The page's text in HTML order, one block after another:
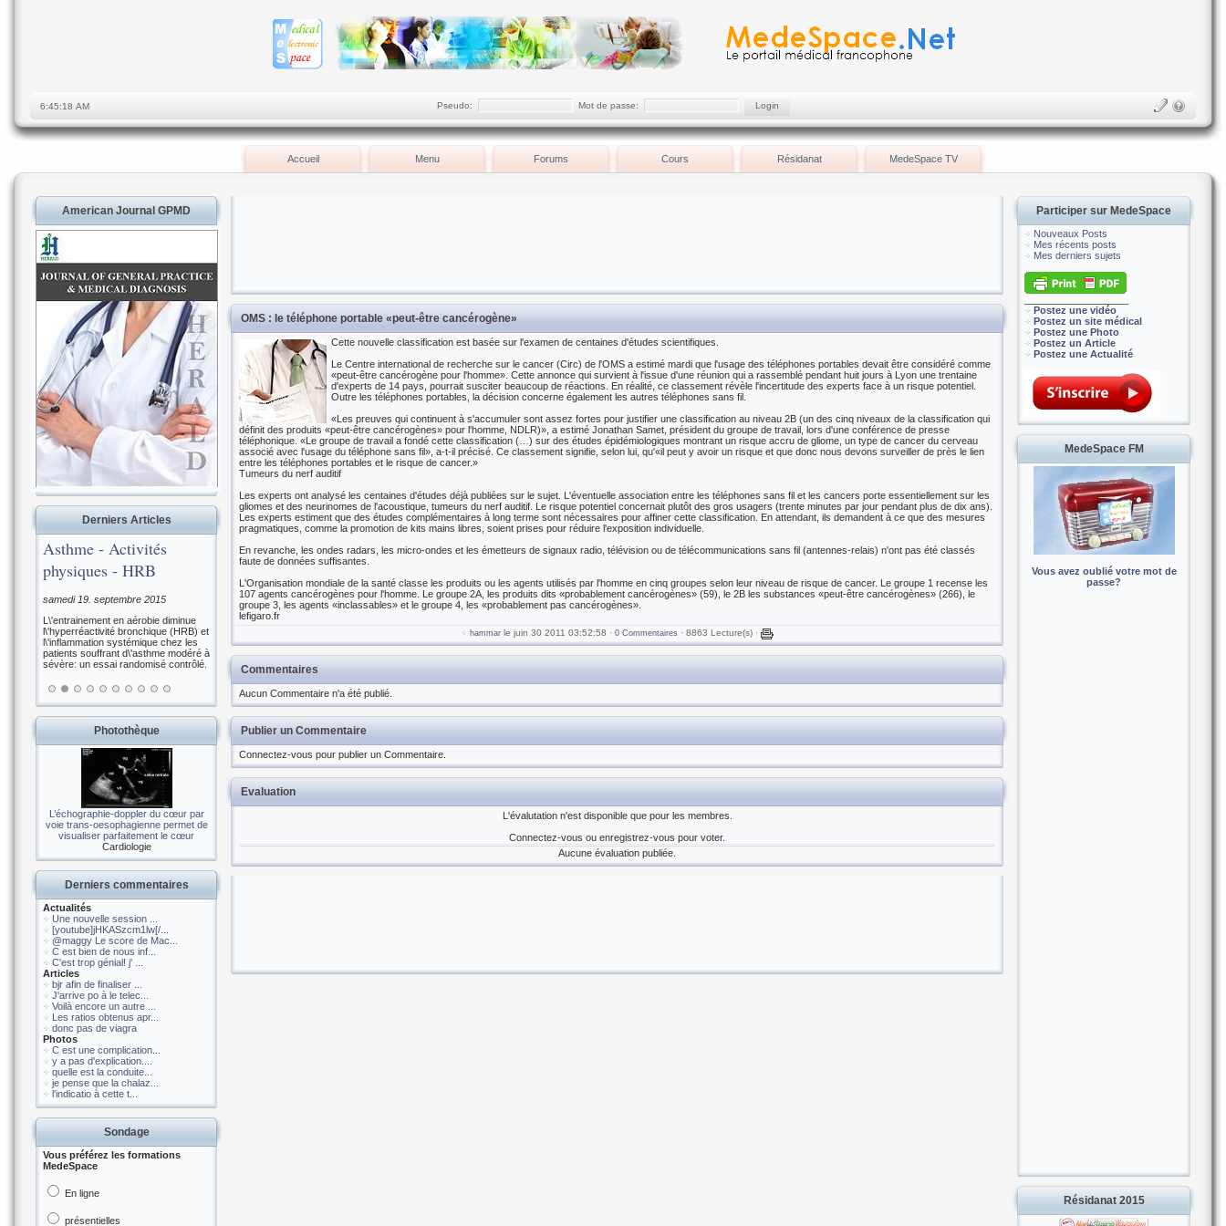
Pseudo: Mot de passe:
Accueil Menu Forums Cours Résidanat MedeSpace TV
American Journal GPMD
Derniers Articles
Asthme - Activités
physiques - HRB
samedi 19. septembre 2015
L\'entrainement en aérobie diminue
l\'hyperréactivité bronchique (HRB) et
l\'inflammation systémique chez les
patients souffrant d\'asthme modéré à
sévère: un essai randomisé contrôlé.
Photothèque
L’échographie-doppler du cœur par
voie trans-oesophagienne permet de
visualiser parfaitement le cœur
Cardiologie
Derniers commentaires
Actualités
Une nouvelle session ...
[youtube]jHKASzcm1lw[/...
@maggy Le score de Mac...
C est bien de nous inf...
C'est trop génial! j' ...
Articles
bjr afin de finaliser ...
J'arrive po à le telec...
Voilà encore un autre ...
Les ratios obtenus apr...
donc pas de viagra
Photos
C est une complication...
y a pas d'explication....
quelle est la conduite...
je pense que la chalaz...
l'indicatio à cette t...
Sondage
Vous préférez les formations
MedeSpace
En ligne
présentielles
OMS : le téléphone portable «peut-être cancérogène»
Cette nouvelle classification est basée sur l'examen de centaines d'études scientifiques.
Le Centre international de recherche sur le cancer (Circ) de l'OMS a estimé mardi que l'usage des téléphones portables devait être considéré comme
«peut-être cancérogène pour l'homme». Cette annonce qui survient à l'issue d'une réunion qui a rassemblé pendant huit jours à Lyon une trentaine
d'experts de 14 pays, pourrait susciter beaucoup de réactions. En réalité, ce classement révèle l'incertitude des experts face à un risque potentiel.
Outre les téléphones portables, la décision concerne également les autres téléphones sans fil.
«Les preuves qui continuent à s'accumuler sont assez fortes pour justifier une classification au niveau 2B (un des cinq niveaux de la classification qui
définit des produits «peut-être cancérogènes» pour l'homme, NDLR)», a estimé Jonathan Samet, président du groupe de travail, lors d'une conférence de presse
téléphonique. «Le groupe de travail a fondé cette classification (…) sur des études épidémiologiques montrant un risque accru de gliome, un type de cancer du cerveau
associé avec l'usage du téléphone sans fil», a-t-il précisé. Ce classement signifie, selon lui, qu'«il peut y avoir un risque et que donc nous devons surveiller de près le lien
entre les téléphones portables et le risque de cancer.»
Tumeurs du nerf auditif
Les experts ont analysé les centaines d'études déjà publiées sur le sujet. L'éventuelle association entre les téléphones sans fil et les cancers porte essentiellement sur les
gliomes et des neurinomes de l'acoustique, tumeurs du nerf auditif. Le risque potentiel concernait plutôt des gros usagers (trente minutes par jour pendant plus de dix ans).
Les experts estiment que des études complémentaires à long terme sont nécessaires pour affiner cette classification. En attendant, ils demandent à ce que des mesures
pragmatiques, comme la promotion de kits mains libres, soient prises pour réduire l'exposition individuelle.
En revanche, les ondes radars, les micro-ondes et les émetteurs de signaux radio, télévision ou de télécommunications sans fil (antennes-relais) n'ont pas été classés
faute de données suffisantes.
L'Organisation mondiale de la santé classe les produits ou les agents utilisés par l'homme en cinq groupes selon leur niveau de risque de cancer. Le groupe 1 recense les
107 agents cancérogènes pour l'homme. Le groupe 2A, les produits dits «probablement cancérogènes» (59), le 2B les substances «peut-être cancérogènes» (266), le
groupe 3, les agents «inclassables» et le groupe 4, les «probablement pas cancérogènes».
lefigaro.fr
hammar le juin 30 2011 03:52:58 · 0 Commentaires · 8863 Lecture(s) ·
Commentaires
Aucun Commentaire n'a été publié.
Publier un Commentaire
Connectez-vous pour publier un Commentaire.
Evaluation
L'évalutation n'est disponible que pour les membres.
Connectez-vous ou enregistrez-vous pour voter.
Aucune évaluation publiée.
Participer sur MedeSpace
Nouveaux Posts
Mes récents posts
Mes derniers sujets
Postez une vidéo
Postez un site médical
Postez une Photo
Postez un Article
Postez une Actualité
MedeSpace FM
Vous avez oublié votre mot de
passe?
Résidanat 2015